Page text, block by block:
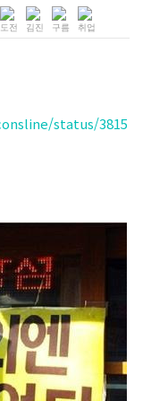
status/3815